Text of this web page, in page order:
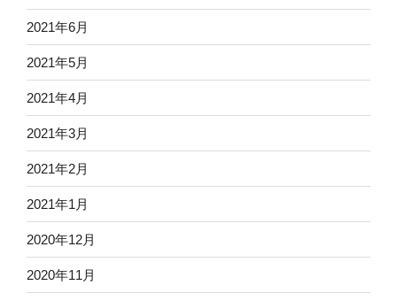
2021年6月
2021年5月
2021年4月
2021年3月
2021年2月
2021年1月
2020年12月
2020年11月